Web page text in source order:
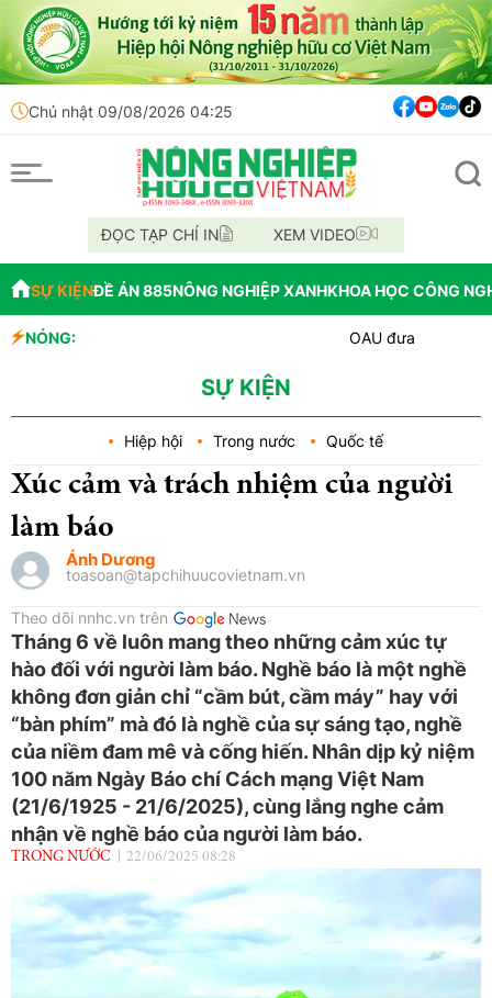
Chủ nhật 09/08/2026 04:25
ĐỌC TẠP CHÍ IN XEM VIDEO
SỰ KIỆNĐỀ ÁN 885NÔNG NGHIỆP XANHKHOA HỌC CÔNG
NÓNG:
OAU đưa nhà máy thuốc bảo
Vĩnh Long phát hiện 9 mẫu xăng
SỰ KIỆN
Hiệp hội Trong nước Quốc tế
Xúc cảm và trách nhiệm của người
làm báo
Ánh Dương
toasoan@tapchihuucovietnam.vn
Theo dõi nnhc.vn trên
Tháng 6 về luôn mang theo những cảm xúc tự
hào đối với người làm báo. Nghề báo là một nghề
không đơn giản chỉ “cầm bút, cầm máy” hay với
“bàn phím” mà đó là nghề của sự sáng tạo, nghề
của niềm đam mê và cống hiến. Nhân dịp kỷ niệm
100 năm Ngày Báo chí Cách mạng Việt Nam
(21/6/1925 - 21/6/2025), cùng lắng nghe cảm
nhận về nghề báo của người làm báo.
TRONG NƯỚC 22/06/2025 08:28